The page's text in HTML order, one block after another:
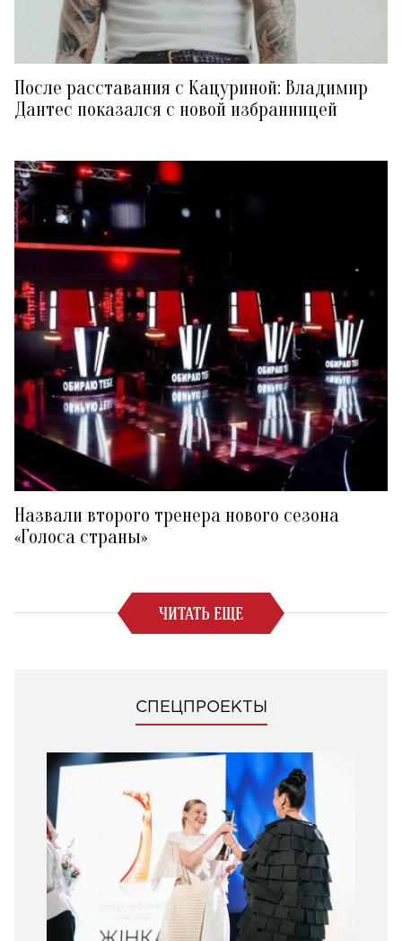
После расставания с Кацуриной: Владимир
Дантес показался с новой избранницей
Назвали второго тренера нового сезона
«Голоса страны»
ЧИТАТЬ ЕЩЕ
СПЕЦПРОЕКТЫ